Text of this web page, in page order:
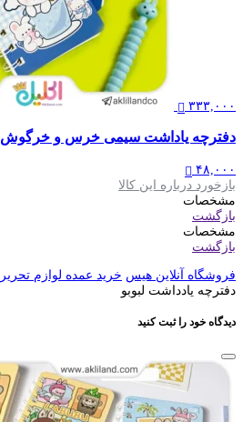
۳۳۳,۰۰۰
دفترچه یاداشت سیمی خرس و خرگوش
۴۸,۰۰۰
بازخورد درباره این کالا
مشخصات
بازگشت
مشخصات
بازگشت
فروشگاه آنلاین هیس خرید عمده لوازم تحریر
دفترچه یادداشت لبوبو
دیدگاه خود را ثبت کنید